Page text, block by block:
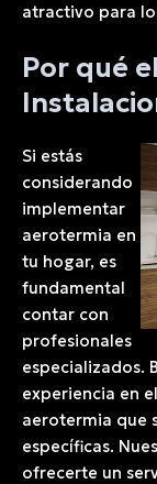
atractivo para
Por qué
Si estás
considerando
implementar
aerotermia en
tu hogar, es
fundamental
contar con
profesionales
especializados.
experiencia en
aerotermia que
específicas.
ofrecerte un